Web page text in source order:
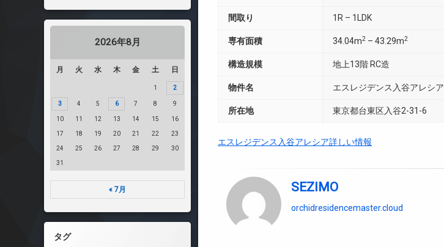
間取り 1R – 1LDK
専有面積 34.04m2 – 43.29m2
構造規模 地上13階 RC造
物件名 エスレジデンス入谷アレシア
所在地 東京都台東区入谷2-31-6
エスレジデンス入谷アレシア詳しい情報
SEZIMO
orchidresidencemaster.cloud
2026年8月
月 火 水 木 金 土 日
1 2
3 4 5 6 7 8 9
10 11 12 13 14 15 16
17 18 19 20 21 22 23
24 25 26 27 28 29 30
31
« 7月
タグ